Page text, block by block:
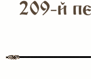
209-й